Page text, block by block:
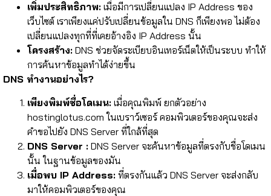
เพิ่มประสิทธิภาพ: เมื่อมีการเปลี่ยนแปลง IP Address ของ
เว็บไซต์ เราเพียงแค่ปรับเปลี่ยนข้อมูลใน DNS ก็เพียงพอ ไม่ต้อง
เปลี่ยนแปลงทุกที่ที่เคยอ้างอิง IP Address นั้น
โครงสร้าง: DNS ช่วยจัดระเบียบอินเทอร์เน็ตให้เป็นระบบ ทำให้
การค้นหาข้อมูลทำได้ง่ายขึ้น
DNS ทำงานอย่างไร?
เพียงพิมพ์ชื่อโดเมน: เมื่อคุณพิมพ์ ยกตัวอย่าง
hostinglotus.com ในเบราว์เซอร์ คอมพิวเตอร์ของคุณจะส่ง
คำขอไปยัง DNS Server ที่ใกล้ที่สุด
DNS Server : DNS Server จะค้นหาข้อมูลที่ตรงกับชื่อโดเมน
นั้น ในฐานข้อมูลของมัน
เมื่อพบ IP Address: ที่ตรงกันแล้ว DNS Server จะส่งกลับ
มาให้คอมพิวเตอร์ของคุณ